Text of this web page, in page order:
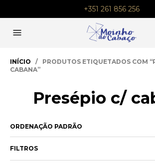
+351 261 856 256
INÍCIO / PRODUTOS ETIQUETADOS COM
CABANA”
Presépio c/
FILTROS